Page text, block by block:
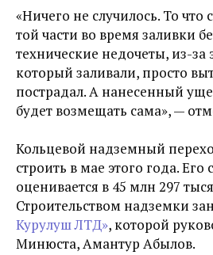
«Ничего не случилось. То что
той части во время заливки
технические недочеты, из-за
который заливали, просто
пострадал. А нанесенный
будет возмещать сама», —
Кольцевой надземный
строить в мае этого года. Его
оценивается в 45 млн 297
Строительством надземки
Курулуш ЛТД», которой
Минюста, Амантур Абылов.